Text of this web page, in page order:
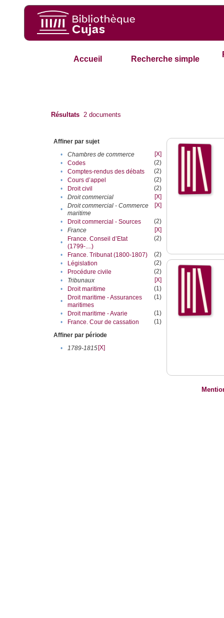
Accueil Recherche simple
Résultats 2 documents
Affiner par sujet
•
Chambres de commerce
[X]
•
Codes
(2)
•
Comptes-rendus des débats
(2)
•
Cours d’appel
(2)
•
Droit civil
(2)
•
Droit commercial
[X]
•
Droit commercial - Commerce
maritime
[X]
• Droit commercial - Sources
(2)
•
France
[X]
•
France. Conseil d’Etat
(1799-....)
(2)
• France. Tribunat (1800-1807)
(2)
•
Législation
(2)
•
Procédure civile
(2)
•
Tribunaux
[X]
•
Droit maritime
(1)
•
Droit maritime - Assurances
maritimes
(1)
• Droit maritime - Avarie
(1)
•
France. Cour de cassation
(1)
Affiner par période
•
1789-1815[X]